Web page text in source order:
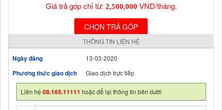
Giá trả góp chỉ từ: 2,500,000 VND/tháng.
CHỌN TRẢ GÓP
THÔNG TIN LIÊN HỆ
Ngày đăng 13-03-2020
Phương thức giao dịch Giao dịch trực tiếp
Liên hệ08.165.11111 hoặc để lại thông tin bên dưới